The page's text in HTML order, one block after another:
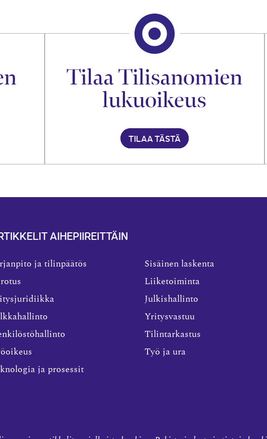
Tilaa Tilisanomien
lukuoikeus
TILAA TÄSTÄ
AIHEPIIREITTÄIN
ja tilinpäätös
ja prosessit
Sisäinen laskenta
Liiketoiminta
Julkishallinto
Yritysvastuu
Tilintarkastus
Työ ja ura